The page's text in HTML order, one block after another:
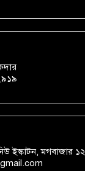
ইস্কাটন, মগবাজার